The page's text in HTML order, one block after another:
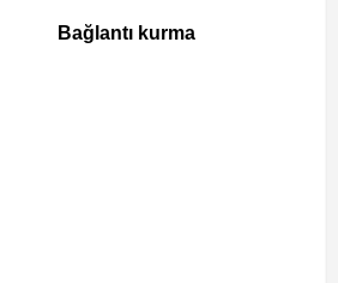
Bağlantı kurma